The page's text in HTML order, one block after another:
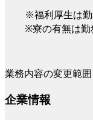
※福利厚生は勤
※寮の有無は勤
業務内容の変更範
企業情報